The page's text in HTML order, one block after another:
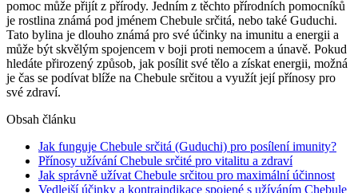
pomoc může přijít z přírody. Jedním z těchto přírodních pomocníků
je rostlina známá pod jménem Chebule srčitá, nebo také Guduchi.
Tato bylina je dlouho známá pro své účinky na imunitu a energii a
může být skvělým spojencem v boji proti nemocem a únavě. Pokud
hledáte přirozený způsob, jak posílit své tělo a získat energii, možná
je čas se podívat blíže na Chebule srčitou a využít její přínosy pro
své zdraví.
Obsah článku
Jak funguje Chebule srčitá (Guduchi) pro posílení imunity?
Přínosy užívání Chebule srčité pro vitalitu a zdraví
Jak správně užívat Chebule srčitou pro maximální účinnost
Vedlejší účinky a kontraindikace spojené s užíváním Chebule